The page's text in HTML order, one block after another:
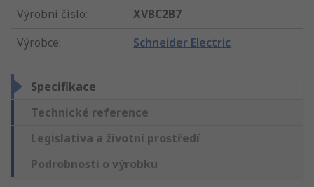
Výrobní číslo:
XVBC2B7
Výrobce: Schneider Electric
Specifikace
Technické reference
Legislativa a životní prostředí
Podrobnosti o výrobku